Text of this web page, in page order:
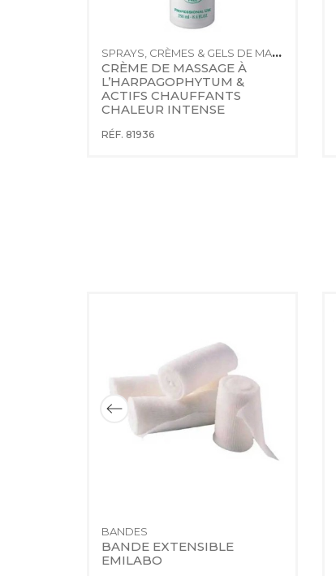
SPRAYS, CRÈMES & GELS DE MASSAGE - EFFET CHAUD
CRÈME DE MASSAGE À
L’HARPAGOPHYTUM &
ACTIFS CHAUFFANTS
CHALEUR INTENSE
RÉF. 81936
BANDES
BANDE EXTENSIBLE
EMILABO